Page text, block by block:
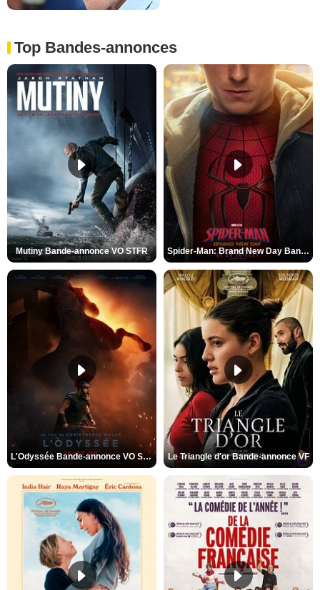
Top Bandes-annonces
Mutiny Bande-annonce VO STFR Spider-Man: Brand New Day Bande-annonce VO STFR
L'Odyssée Bande-annonce VO STFR Le Triangle d'or Bande-annonce VF